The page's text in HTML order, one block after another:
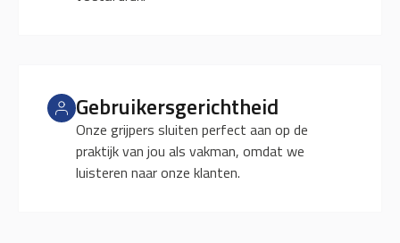
Gebruikersgerichtheid
Onze grijpers sluiten perfect aan op de
praktijk van jou als vakman, omdat we
luisteren naar onze klanten.